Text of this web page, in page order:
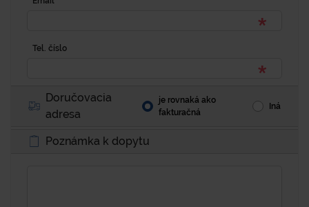
Tel. číslo
Doručovacia
adresa
je rovnaká ako
fakturačná
Iná
Poznámka k dopytu